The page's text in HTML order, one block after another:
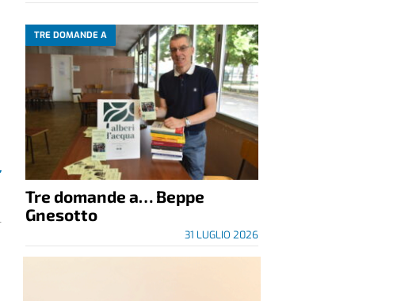
TRE DOMANDE A
Tre domande a… Beppe
Gnesotto
31 LUGLIO 2026